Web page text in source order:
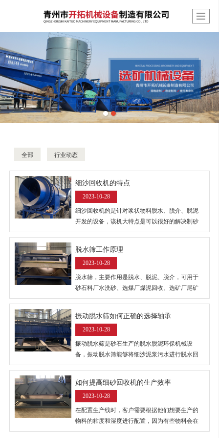
全部 行业动态
细沙回收机的特点
2023-10-28
细沙回收机的是针对浆状物料脱水、脱介、脱泥
开发的设备，该机大特点是可以很好的解决制砂
行业的细砂流失问题。细砂回收机又称尾沙回收
浆分离机、砂水混合物处理系统等。
脱水筛工作原理
2023-10-28
脱水筛，主要作用是脱水、脱泥、脱介，可用于
砂石料厂水洗砂、选煤厂煤泥回收、选矿厂尾矿
干排等，因此也叫砂石脱水筛、矿用脱水筛、煤
振动脱水筛如何正确的选择轴承
2023-10-28
振动脱水筛是砂石生产的脱水脱泥环保机械设
备，振动脱水筛能够将细沙泥浆污水进行脱水回
收，是重要的环保机械设备，对于振动脱水筛这
件，只有选择了正确的轴承才能保障振动脱水筛
的正常作业。
如何提高细砂回收机的生产效率
2023-10-28
在配置生产线时，客户需要根据他们想要生产的
物料的粘度和湿度进行配置，因为有些物料会在
高温下增加粘度，这不仅会影响出砂率，还会损